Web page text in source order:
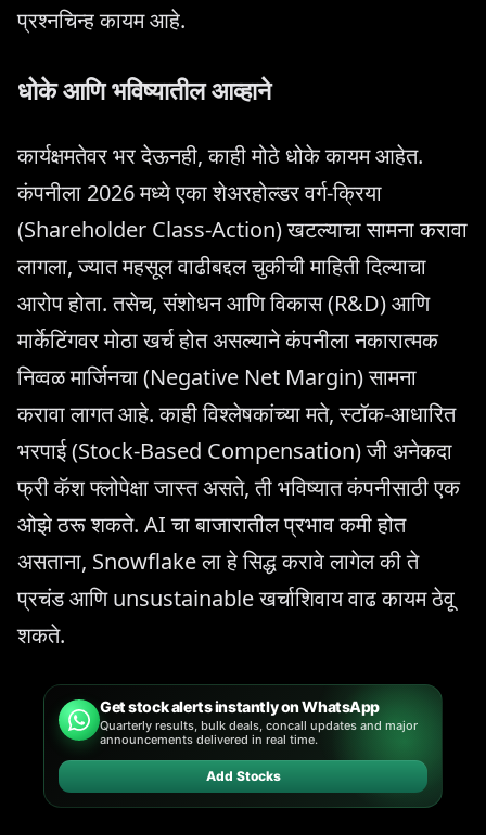
प्रश्नचिन्ह कायम आहे.
धोके आणि भविष्यातील आव्हाने
कार्यक्षमतेवर भर देऊनही, काही मोठे धोके कायम आहेत.
कंपनीला 2026 मध्ये एका शेअरहोल्डर वर्ग-क्रिया
(Shareholder Class-Action) खटल्याचा सामना करावा
लागला, ज्यात महसूल वाढीबद्दल चुकीची माहिती दिल्याचा
आरोप होता. तसेच, संशोधन आणि विकास (R&D) आणि
मार्केटिंगवर मोठा खर्च होत असल्याने कंपनीला नकारात्मक
निव्वळ मार्जिनचा (Negative Net Margin) सामना
करावा लागत आहे. काही विश्लेषकांच्या मते, स्टॉक-आधारित
भरपाई (Stock-Based Compensation) जी अनेकदा
फ्री कॅश फ्लोपेक्षा जास्त असते, ती भविष्यात कंपनीसाठी एक
ओझे ठरू शकते. AI चा बाजारातील प्रभाव कमी होत
असताना, Snowflake ला हे सिद्ध करावे लागेल की ते
प्रचंड आणि unsustainable खर्चाशिवाय वाढ कायम ठेवू
शकते.
Get stock alerts instantly on WhatsApp
Quarterly results, bulk deals, concall updates and major
announcements delivered in real time.
Add Stocks